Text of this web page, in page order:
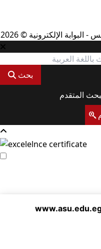
الإلكترونية © 2026
بحث
المتقدم